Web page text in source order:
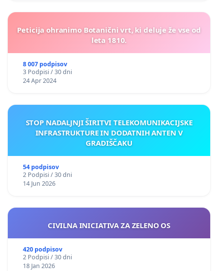
Peticija ohranimo Botanični vrt, ki deluje že vse od
leta 1810.
8 007 podpisov
3 Podpisi / 30 dni
24 Apr 2024
STOP NADALJNJI ŠIRITVI TELEKOMUNIKACIJSKE
INFRASTRUKTURE IN DODATNIH ANTEN V
GRADIŠČAKU
54 podpisov
2 Podpisi / 30 dni
14 Jun 2026
CIVILNA INICIATIVA ZA ZELENO OS
420 podpisov
2 Podpisi / 30 dni
18 Jan 2026